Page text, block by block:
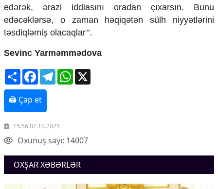
Əlaqə
Missiyamız
edərək, ərazi iddiasını oradan çıxarsın. Bunu
edəcəklərsə, o zaman həqiqətən sülh niyyətlərini
təsdiqləmiş olacaqlar’’.
Sevinc Yarməmmədova
ShareFacebookTelegramWhatsApp
🖨 Çap et
15:56 02.10.2025
Oxunuş sayı: 14007
OXŞAR XƏBƏRLƏR